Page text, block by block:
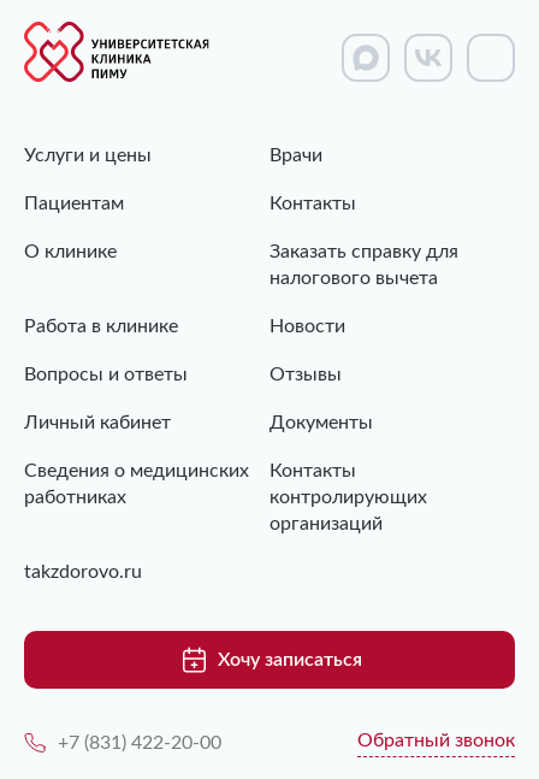
Услуги и цены Врачи
Пациентам Контакты
О клинике
Заказать справку для
налогового вычета
Работа в клинике Новости
Вопросы и ответы Отзывы
Личный кабинет Документы
Сведения о медицинских
работниках
Контакты
контролирующих
организаций
takzdorovo.ru
Хочу записаться
+7 (831) 422-20-00 Обратный звонок